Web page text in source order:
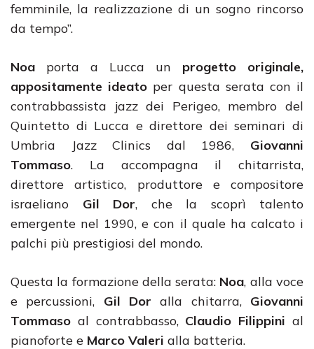
femminile, la realizzazione di un sogno rincorso
da tempo”.
Noa porta a Lucca un progetto originale,
appositamente ideato per questa serata con il
contrabbassista jazz dei Perigeo, membro del
Quintetto di Lucca e direttore dei seminari di
Umbria Jazz Clinics dal 1986, Giovanni
Tommaso. La accompagna il chitarrista,
direttore artistico, produttore e compositore
israeliano Gil Dor, che la scoprì talento
emergente nel 1990, e con il quale ha calcato i
palchi più prestigiosi del mondo.
Questa la formazione della serata: Noa, alla voce
e percussioni, Gil Dor alla chitarra, Giovanni
Tommaso al contrabbasso, Claudio Filippini al
pianoforte e Marco Valeri alla batteria.